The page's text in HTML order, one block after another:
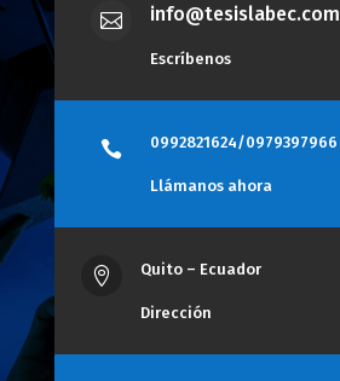
 info@tesislabec.com
Escríbenos
 0992821624/0979397966
Llámanos ahora
 Quito – Ecuador
Dirección